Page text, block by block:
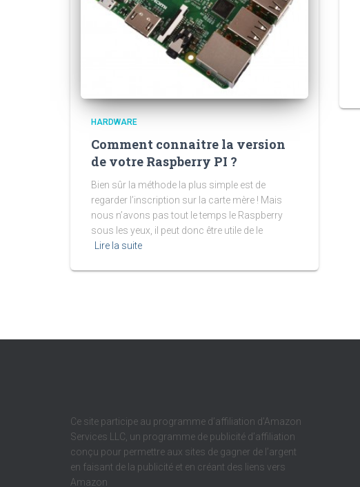
HARDWARE
Comment connaitre la version
de votre Raspberry PI ?
Bien sûr la méthode la plus simple est de
regarder l’inscription sur la carte mère ! Mais
nous n’avons pas tout le temps le Raspberry
sous les yeux, il peut donc être utile de le
Lire la suite
Ce site participe au programme d’affiliation d’Amazon
Services LLC, un programme de publicité d’affiliation
conçu pour permettre aux sites de gagner de l’argent
en faisant de la publicité et en créant des liens vers
Amazon